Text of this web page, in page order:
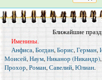
Ближайшие
Именины.
Анфиса,Богдан,Борис,Герман,
Моисей,Наум,Никанор (Никандр),
Прохор,Роман,Савелий,Юлиан.